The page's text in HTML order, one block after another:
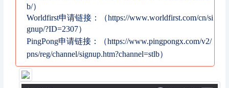
b/）
Worldfirst申请链接：（https://www.worldfirst.com/cn/si
gnup/?ID=2307）
PingPong申请链接：
（https://www.pingpongx.com/v2/
pns/reg/channel/signup.htm?channel=stlb）